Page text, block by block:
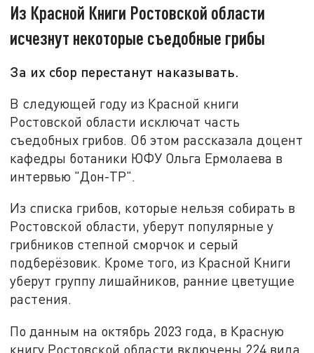
Из Красной Книги Ростовской области
исчезнут некоторые съедобные грибы
За их сбор перестанут наказывать.
В следующей году из Красной книги
Ростовской области исключат часть
съедобных грибов. Об этом рассказала доцент
кафедры ботаники ЮФУ Ольга Ермолаева в
интервью "Дон-ТР".
Из списка грибов, которые нельзя собирать в
Ростовской области, уберут популярные у
грибников степной сморчок и серый
подберёзовик. Кроме того, из Красной Книги
уберут группу лишайников, ранние цветущие
растения.
По данным на октябрь 2023 года, в Красную
книгу Ростовской области включены 224 вида